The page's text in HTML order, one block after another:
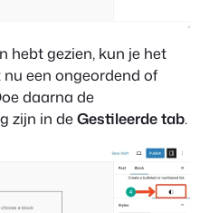
hebt gezien, kun je het
een ongeordend of
daarna de
zijn in deGestileerde tab.